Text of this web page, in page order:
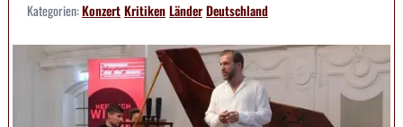
Kategorien:KonzertKritikenLänderDeutschland